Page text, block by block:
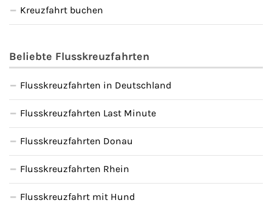
Kreuzfahrt buchen
Beliebte Flusskreuzfahrten
Flusskreuzfahrten in Deutschland
Flusskreuzfahrten Last Minute
Flusskreuzfahrten Donau
Flusskreuzfahrten Rhein
Flusskreuzfahrt mit Hund